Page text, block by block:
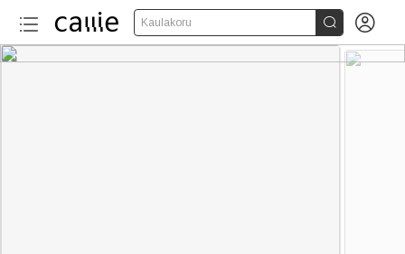
Kaulakoru  